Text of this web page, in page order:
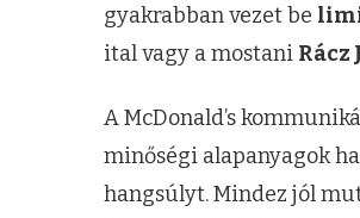
gyakrabban vezet be
ital vagy a mostani Rácz
A McDonald’s
minőségi alapanyagok
hangsúlyt. Mindez jól